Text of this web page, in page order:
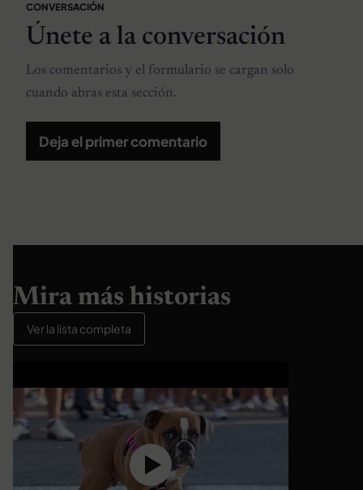
CONVERSACIÓN
Únete a la conversación
Los comentarios y el formulario se cargan solo
cuando abras esta sección.
Deja el primer comentario
Mira más historias
Ver la lista completa